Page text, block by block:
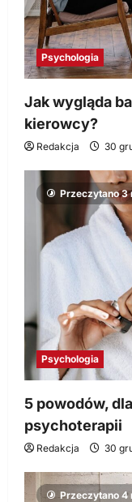
Psychologia
Jak wygląda
kierowcy?
Redakcja 30
Przeczytano 3
Psychologia
5 powodów,
psychoterapii
Redakcja 30
Przeczytano 4